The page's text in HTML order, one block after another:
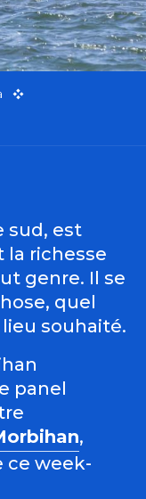
aux
sud, est
la richesse
genre. Il se
quel
souhaité.
panel
,
ce week-